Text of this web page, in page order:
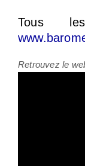
Tous
Retrouvez le